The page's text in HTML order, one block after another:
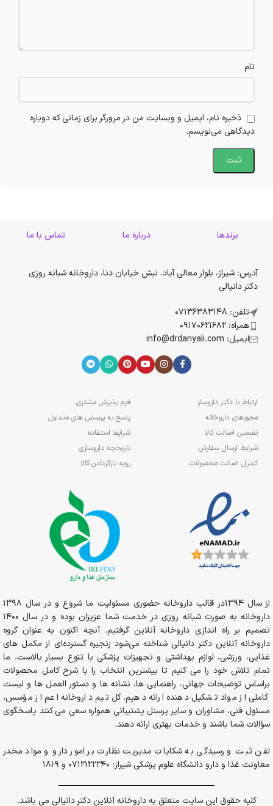
نام
ذخیره نام، ایمیل و وبسایت من در مرورگر برای زمانی که دوباره
دیدگاهی می‌نویسم.
برندها درباره ما تماس با ما
آدرس: شیراز، بلوار معالی آباد، نبش خیابان دنا، داروخانه شبانه روزی
دکتر دانیالی
تلفن: 07136383148
همراه: 09170621682
ایمیل: info@drdanyali.com
ارتباط با دکتر داروساز
مجوزهای داروخانه
تضمین اصالت کالا
شرایط ارسال سفارش
کنترل اصالت محصولات
فرم پذیرش مشتری
پاسخ به پرسش های متداول
شرایط استفاده
تاریخچه داروسازی
رویه بازگردادن کالا
از سال 1394در قالب داروخانه حضوری مسئولیت ما شروع و در سال 1398
داروخانه به صورت شبانه روزی در خدمت شما عزیزان بوده و در سال 1400
تصمیم بر راه اندازی داروخانه آنلاین گرفتیم. آنچه اکنون به عنوان گروه
داروخانه آنلاین دکتر دانیالی شناخته می‌شود زنجیره گسترده‌ای از مکمل های
غذایی، ورزشی، لوازم بهداشتی و تجهیزات پزشکی با تنوع بسیار بالاست. ما
تمام تلاش خود را می کنیم تا بیشترین انتخاب را با شرح کامل محصولات
براساس توضیحات جهانی، راهنمایی ها، نشانه ها و دستور العمل ها و لیست
کاملی از مواد تشکیل دهنده ارائه دهیم. کل تیم داروخانه اعم از مؤسس،
مسئول فنی، مشاوران و سایر پرسنل پشتیبانی همواره سعی می کنند پاسخگوی
سؤالات شما باشند و خدمات بهتری ارائه دهند.
لفن ثبت و رسیدگی به شکایات مدیریت نظارت بر امور دارو و مواد مخدر
معاونت غذا و دارو دانشگاه علوم پزشکی شیراز: 0712122240 و 1819
کلیه حقوق این سایت متعلق به داروخانه آنلاین دکتر دانیالی می باشد.